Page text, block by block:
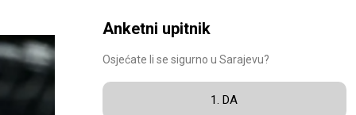
Anketni upitnik
Osjećate li se sigurno u Sarajevu?
1. DA